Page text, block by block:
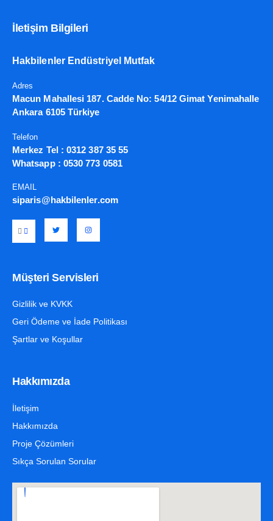
İletişim Bilgileri
Hakbilenler Endüstriyel Mutfak
Adres
Macun Mahallesi 187. Cadde No: 54/12 Gimat Yenimahalle
Ankara 6105 Türkiye
Telefon
Merkez Tel : 0312 387 35 55
Whatsapp : 0530 773 0581
EMAIL
siparis@hakbilenler.com
Müşteri Servisleri
Gizlilik ve KVKK
Geri Ödeme ve İade Politikası
Şartlar ve Koşullar
Hakkımızda
İletişim
Hakkımızda
Proje Çözümleri
Sıkça Sorulan Sorular